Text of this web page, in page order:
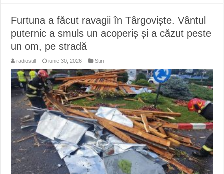
Furtuna a făcut ravagii în Târgoviște. Vântul
puternic a smuls un acoperiș și a căzut peste
un om, pe stradă
radiostill iunie 30, 2026 Stiri